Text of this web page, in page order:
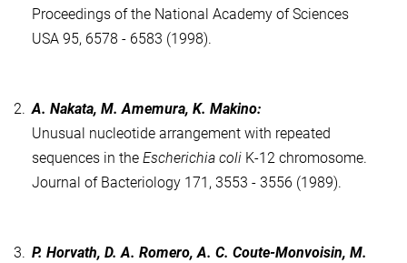
Proceedings of the National Academy of Sciences
USA 95, 6578 - 6583 (1998).
2. A. Nakata, M. Amemura, K. Makino:
Unusual nucleotide arrangement with repeated
sequences in the Escherichia coli K-12 chromosome.
Journal of Bacteriology 171, 3553 - 3556 (1989).
3. P. Horvath, D. A. Romero, A. C. Coute-Monvoisin, M.